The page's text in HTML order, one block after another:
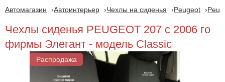
Автомагазин Автоинтерьер Чехлы на сиденья Peugeot
Распродажа
Чехлы сиденья PEUGEOT 207 с 2006 го
фирмы Элегант - модель Classic